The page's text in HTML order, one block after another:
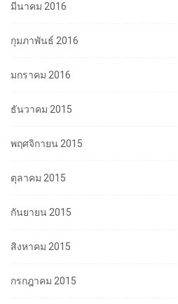
มีนาคม 2016
กุมภาพันธ์ 2016
มกราคม 2016
ธันวาคม 2015
พฤศจิกายน 2015
ตุลาคม 2015
กันยายน 2015
สิงหาคม 2015
กรกฎาคม 2015